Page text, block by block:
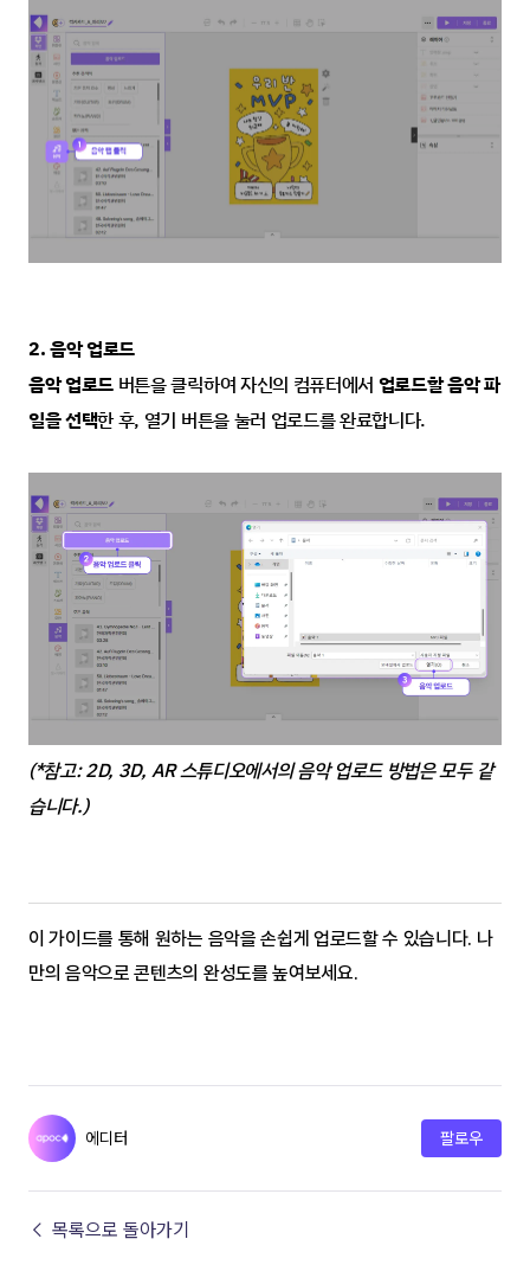
2. 음악 업로드
음악 업로드 버튼을 클릭하여 자신의 컴퓨터에서 업로드할 음악 파
일을 선택한 후, 열기 버튼을 눌러 업로드를 완료합니다.
(*참고: 2D, 3D, AR 스튜디오에서의 음악 업로드 방법은 모두 같
습니다.)
이 가이드를 통해 원하는 음악을 손쉽게 업로드할 수 있습니다. 나
만의 음악으로 콘텐츠의 완성도를 높여보세요.
에디터 팔로우
← 목록으로 돌아가기